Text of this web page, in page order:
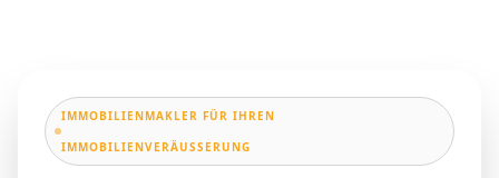
IMMOBILIENMAKLER FÜR IHREN
IMMOBILIENVERÄUSSERUNG